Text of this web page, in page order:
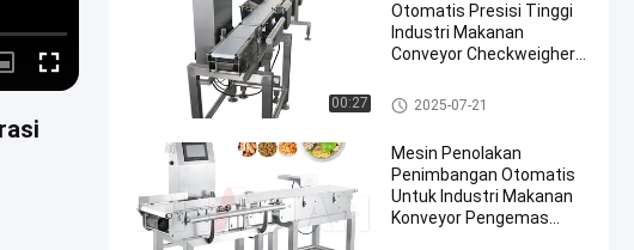
Picture- Fullscreen
00:27
Otomatis Presisi Tinggi
Industri Makanan
Conveyor Checkweigher
Pengatur Berat Conveyor
2025-07-21
Mesin Penolakan
Penimbangan Otomatis
Untuk Industri Makanan
Konveyor Pengemas